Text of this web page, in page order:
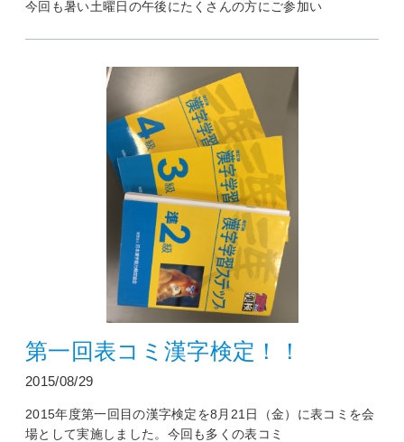
今回も暑い土曜日の午後にたくさんの方にご参加い
第一回表コミ漢字検定！！
2015/08/29
2015年度第一回目の漢字検定を8月21日（金）に表コミを会
場として実施しました。今回も多くの表コミ